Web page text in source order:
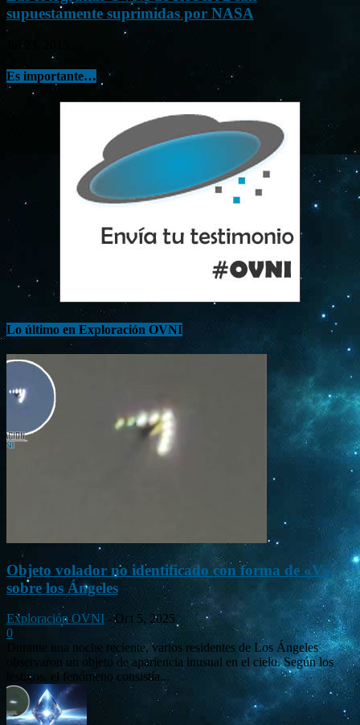
supuestamente suprimidas por NASA
Es importante…
Lo último en Exploración OVNI
Objeto volador no identificado con forma de «V»
sobre los Ángeles
Exploración OVNI - Oct 5, 2025
0
Durante una noche reciente, varios residentes de Los Ángeles
observaron un objeto de apariencia inusual en el cielo. Según los
testigos, el fenómeno consistía...